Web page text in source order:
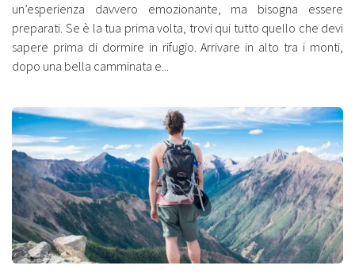
un’esperienza davvero emozionante, ma bisogna essere
preparati. Se è la tua prima volta, trovi qui tutto quello che devi
sapere prima di dormire in rifugio. Arrivare in alto tra i monti,
dopo una bella camminata e...